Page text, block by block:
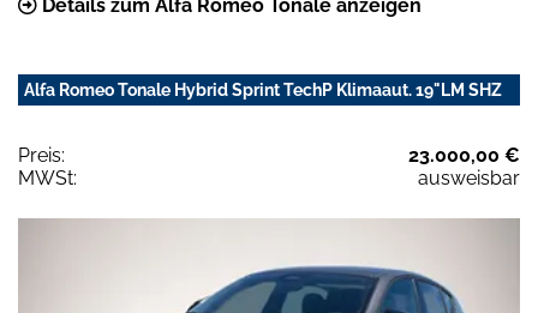
Details zum Alfa Romeo Tonale anzeigen
Alfa Romeo Tonale Hybrid Sprint TechP Klimaaut. 19"LM SHZ
Preis:
23.000,00 €
MWSt:
ausweisbar